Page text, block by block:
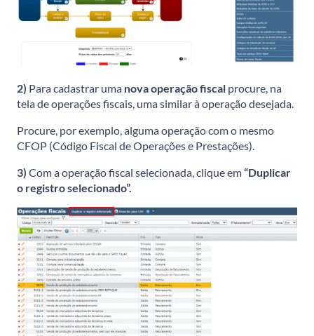
2) Para cadastrar uma nova operação fiscal procure, na
tela de operações fiscais, uma similar à operação desejada.
Procure, por exemplo, alguma operação com o mesmo
CFOP (Código Fiscal de Operações e Prestações).
3) Com a operação fiscal selecionada, clique em“Duplicar
o registro selecionado”.